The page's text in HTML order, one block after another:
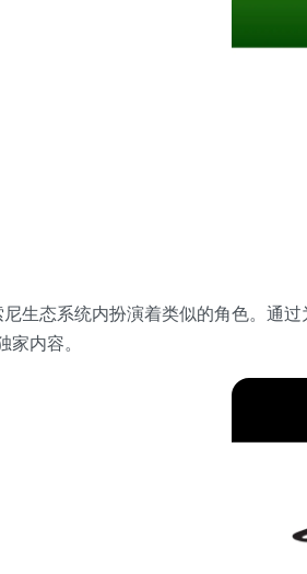
生态系统内扮演着类似的角色。通
内容。